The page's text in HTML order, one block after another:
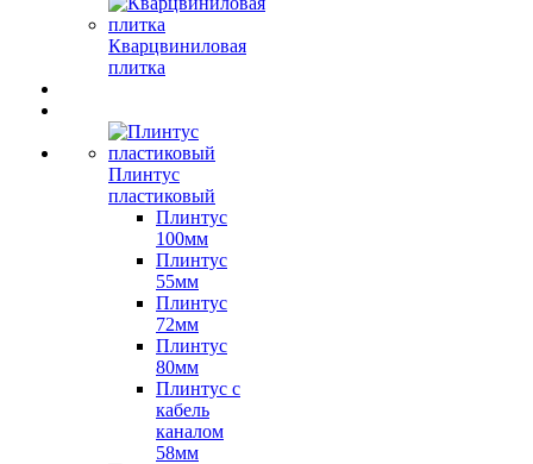
Кварцвиниловая
плитка
Плинтус
пластиковый
Плинтус
100мм
Плинтус
55мм
Плинтус
72мм
Плинтус
80мм
Плинтус с
кабель
каналом
58мм